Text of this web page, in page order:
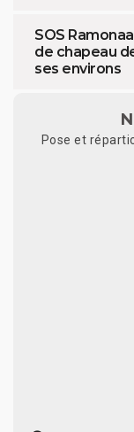
SOS
de chapeau
ses environs
Pose et